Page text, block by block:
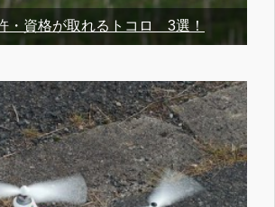
・資格が取れるトコロ 3選！